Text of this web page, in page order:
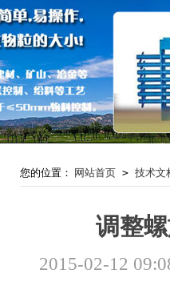
您的位置： 网站首页 > 技术文
调整
2015-02-12